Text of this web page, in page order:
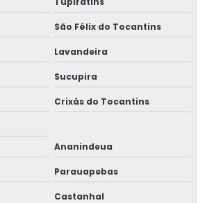
São Félix do Tocantins
Lavandeira
Sucupira
Crixás do Tocantins
Ananindeua
Parauapebas
Castanhal